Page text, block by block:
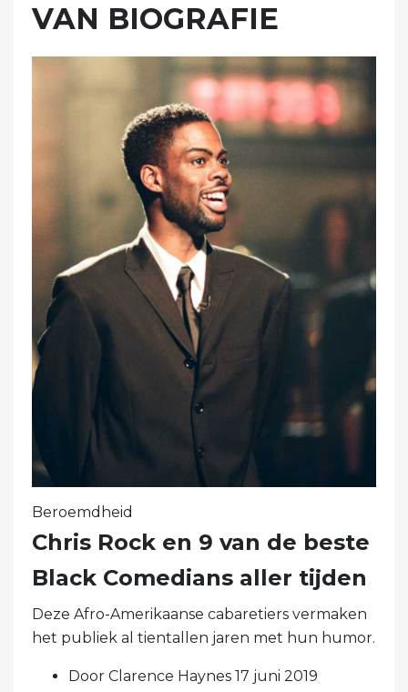
VAN BIOGRAFIE
Beroemdheid
Chris Rock en 9 van de beste
Black Comedians aller tijden
Deze Afro-Amerikaanse cabaretiers vermaken
het publiek al tientallen jaren met hun humor.
Door Clarence Haynes 17 juni 2019